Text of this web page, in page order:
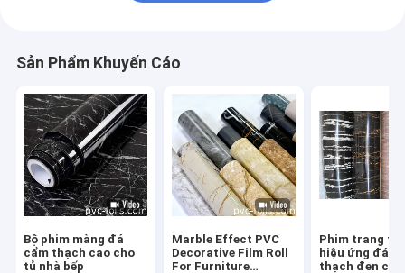
Sản Phẩm Khuyến Cáo
Bộ phim màng đá
cẩm thạch cao cho
tủ nhà bếp
Marble Effect PVC
Decorative Film Roll
For Furniture
Phim trang trí
hiệu ứng đá
thạch đen cho